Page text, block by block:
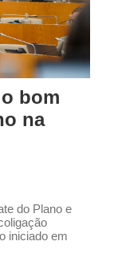
bom
na
do Plano e
iniciado em